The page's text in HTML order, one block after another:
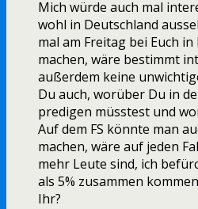
Mich würde auch mal
wohl in Deutschland
mal am Freitag bei Euch in
machen, wäre bestimmt
außerdem keine
Du auch, worüber Du in
predigen müsstest und
Auf dem FS könnte man
machen, wäre auf jeden
mehr Leute sind, ich
als 5% zusammen
Ihr?